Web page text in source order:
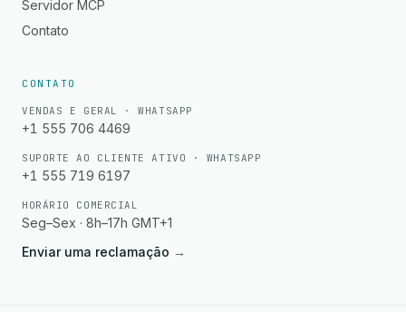
Servidor MCP
Contato
CONTATO
VENDAS E GERAL · WHATSAPP
+1 555 706 4469
SUPORTE AO CLIENTE ATIVO · WHATSAPP
+1 555 719 6197
HORÁRIO COMERCIAL
Seg–Sex · 8h–17h GMT+1
Enviar uma reclamação →